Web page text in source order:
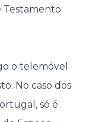
Testamento
o telemóvel
No caso dos
só é